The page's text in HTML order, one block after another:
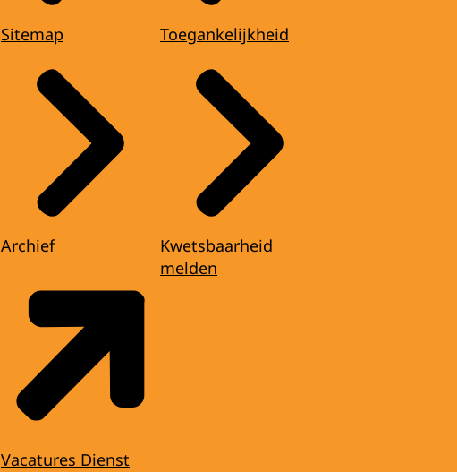
Sitemap
Archief
Vacatures Dienst
Toegankelijkheid
Kwetsbaarheid
melden